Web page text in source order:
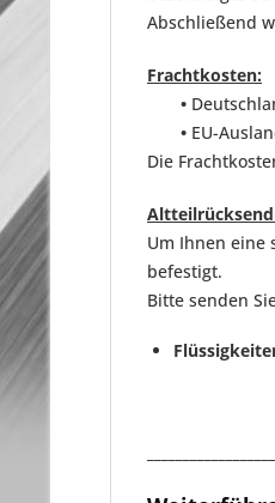
Abschließend
Frachtkosten:
•
• EU-
Die
Um Ihnen eine
befestigt.
Bitte senden